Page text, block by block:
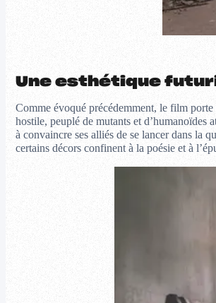
Une esthétique
Comme évoqué précédemment, le film
hostile, peuplé de mutants et d’humanoïdes
à convaincre ses alliés de se lancer dans la
certains décors confinent à la poésie et à